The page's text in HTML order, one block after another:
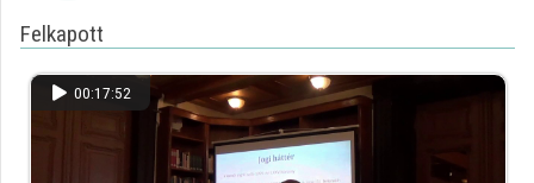
Felfedezés
Kategóriák
Felkapott
00:17:52